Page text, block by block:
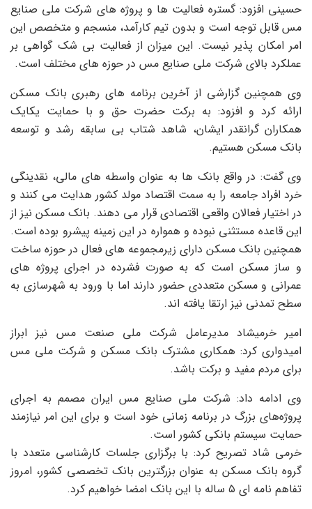
حسینی افزود: گستره فعالیت ها و پروژه های شرکت ملی صنایع
مس قابل توجه است و بدون تیم کارآمد، منسجم و متخصص این
امر امکان پذیر نیست. این میزان از فعالیت بی شک گواهی بر
عملکرد بالای شرکت ملی صنایع مس در حوزه های مختلف است.
وی همچنین گزارشی از آخرین برنامه های رهبری بانک مسکن
ارائه کرد و افزود: به برکت حضرت حق و با حمایت یکایک
همکاران گرانقدر ایشان، شاهد شتاب بی سابقه رشد و توسعه
بانک مسکن هستیم.
وی گفت: در واقع بانک ها به عنوان واسطه های مالی، نقدینگی
خرد افراد جامعه را به سمت اقتصاد مولد کشور هدایت می کنند و
در اختیار فعالان واقعی اقتصادی قرار می دهند. بانک مسکن نیز از
این قاعده مستثنی نبوده و همواره در این زمینه پیشرو بوده است.
همچنین بانک مسکن دارای زیرمجموعه های فعال در حوزه ساخت
و ساز مسکن است که به صورت فشرده در اجرای پروژه های
عمرانی و مسکن متعددی حضور دارند اما با ورود به شهرسازی به
سطح تمدنی نیز ارتقا یافته اند.
امیر خرمیشاد مدیرعامل شرکت ملی صنعت مس نیز ابراز
امیدواری کرد: همکاری مشترک بانک مسکن و شرکت ملی مس
برای مردم مفید و برکت باشد.
وی ادامه داد: شرکت ملی صنایع مس ایران مصمم به اجرای
پروژه‌های بزرگ در برنامه زمانی خود است و برای این امر نیازمند
حمایت سیستم بانکی کشور است.
خرمی شاد تصریح کرد: با برگزاری جلسات کارشناسی متعدد با
گروه بانک مسکن به عنوان بزرگترین بانک تخصصی کشور، امروز
تفاهم نامه ای ۵ ساله با این بانک امضا خواهیم کرد.